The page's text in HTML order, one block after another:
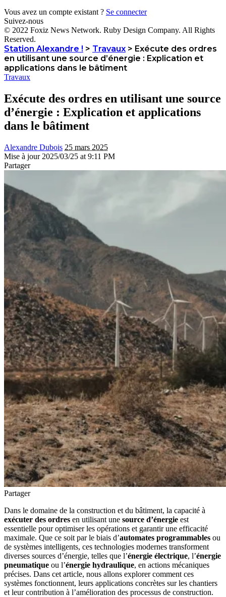
Vous avez un compte existant ? Se connecter
Suivez-nous
© 2022 Foxiz News Network. Ruby Design Company. All Rights
Reserved.
Station Alexandre ! > Travaux > Exécute des ordres
en utilisant une source d’énergie : Explication et
applications dans le bâtiment
Travaux
Exécute des ordres en utilisant une source
d’énergie : Explication et applications
dans le bâtiment
Alexandre Dubois 25 mars 2025
Mise à jour 2025/03/25 at 9:11 PM
Partager
Partager
Dans le domaine de la construction et du bâtiment, la capacité à
exécuter des ordres en utilisant une source d’énergie est
essentielle pour optimiser les opérations et garantir une efficacité
maximale. Que ce soit par le biais d’automates programmables ou
de systèmes intelligents, ces technologies modernes transforment
diverses sources d’énergie, telles que l’énergie électrique, l’énergie
pneumatique ou l’énergie hydraulique, en actions mécaniques
précises. Dans cet article, nous allons explorer comment ces
systèmes fonctionnent, leurs applications concrètes sur les chantiers
et leur contribution à l’amélioration des processus de construction.